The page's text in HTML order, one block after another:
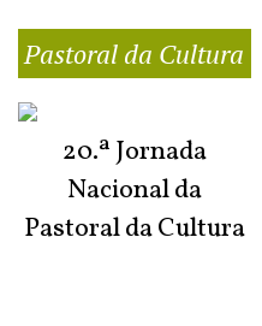
Pastoral da Cultura
20.ª Jornada
Nacional da
Pastoral da Cultura